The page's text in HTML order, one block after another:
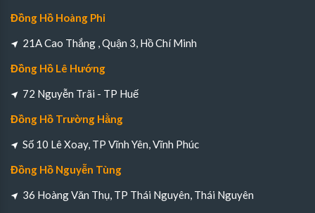
Đồng Hồ Hoàng Phi
21A Cao Thắng , Quận 3, Hồ Chí Minh
Đồng Hồ Lê Hướng
72 Nguyễn Trãi - TP Huế
Đồng Hồ Trường Hằng
Số 10 Lê Xoay, TP Vĩnh Yên, Vĩnh Phúc
Đồng Hồ Nguyễn Tùng
36 Hoàng Văn Thụ, TP Thái Nguyên, Thái Nguyên